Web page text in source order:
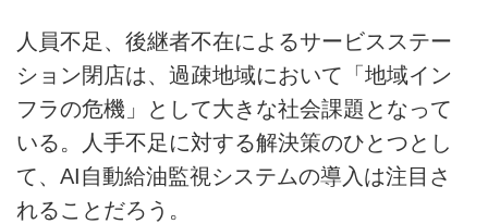
人員不足、後継者不在によるサービスステー
ション閉店は、過疎地域において「地域イン
フラの危機」として大きな社会課題となって
いる。人手不足に対する解決策のひとつとし
て、AI自動給油監視システムの導入は注目さ
れることだろう。